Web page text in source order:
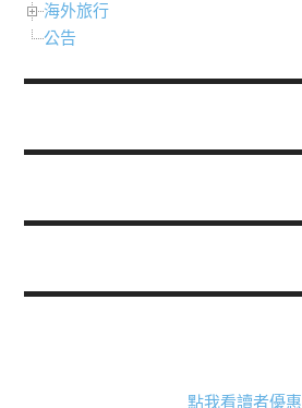
海外旅行
公告
點我看讀者優惠